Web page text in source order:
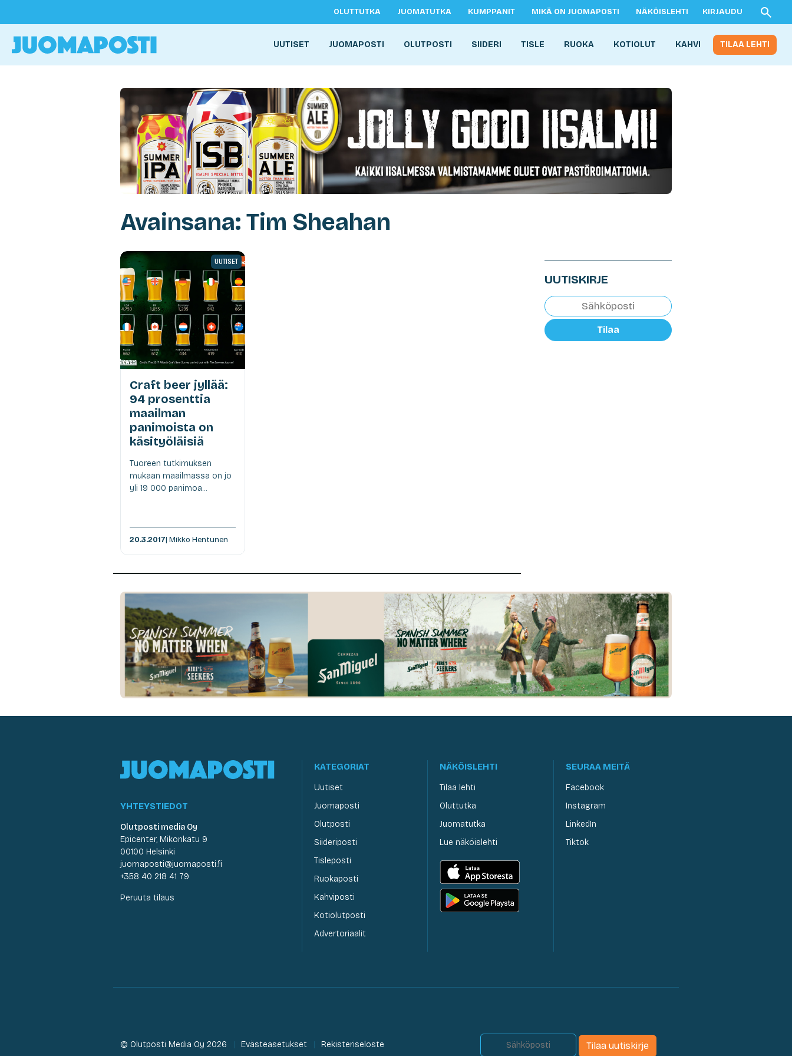
OLUTTUTKA JUOMATUTKA KUMPPANIT MIKÄ ON JUOMAPOSTI NÄKÖISLEHTI KIRJAUDU
UUTISET JUOMAPOSTI OLUTPOSTI SIIDERI TISLE RUOKA KOTIOLUT KAHVI TILAA LEHTI
Avainsana: Tim Sheahan
UUTISET
Craft beer jyllää:
94 prosenttia
maailman
panimoista on
käsityöläisiä
Tuoreen tutkimuksen
mukaan maailmassa on jo
yli 19 000 panimoa...
20.3.2017| Mikko Hentunen
UUTISKIRJE
Tilaa
YHTEYSTIEDOT
Olutposti media Oy
Epicenter, Mikonkatu 9
00100 Helsinki
juomaposti@juomaposti.fi
+358 40 218 41 79
Peruuta tilaus
KATEGORIAT
Uutiset
Juomaposti
Olutposti
Siideriposti
Tisleposti
Ruokaposti
Kahviposti
Kotiolutposti
Advertoriaalit
NÄKÖISLEHTI
Tilaa lehti
Oluttutka
Juomatutka
Lue näköislehti
SEURAA MEITÄ
Facebook
Instagram
LinkedIn
Tiktok
© Olutposti Media Oy 2026 Evästeasetukset Rekisteriseloste Tilaa uutiskirje